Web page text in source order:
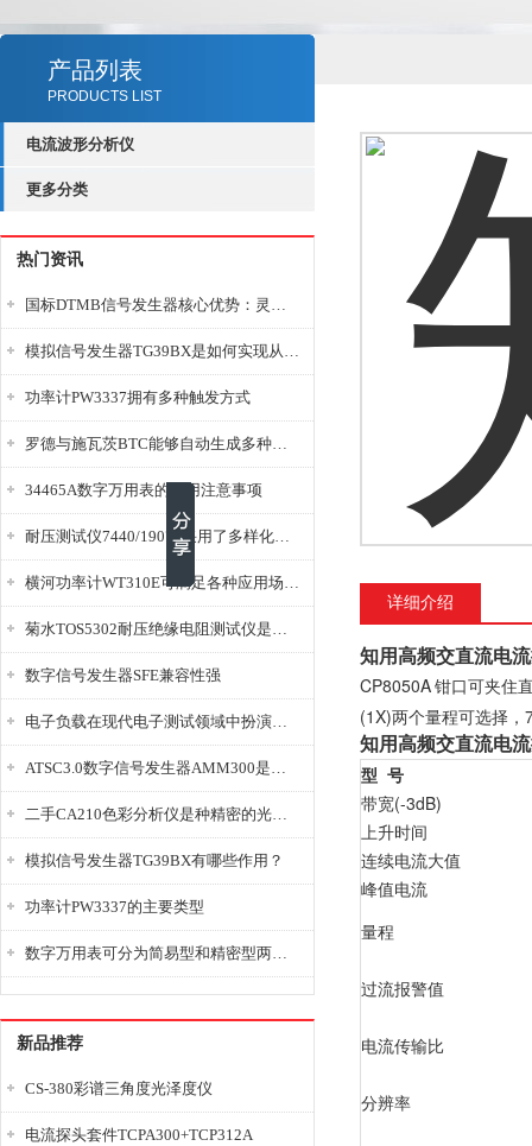
产品列表
PRODUCTS LIST
电流波形分析仪
更多分类
热门资讯
国标DTMB信号发生器核心优势：灵活性与准确性的结合
模拟信号发生器TG39BX是如何实现从直流到交流的波形转换?
功率计PW3337拥有多种触发方式
罗德与施瓦茨BTC能够自动生成多种音视频信号
34465A数字万用表的使用注意事项
耐压测试仪7440/19073采用了多样化的功能设计
横河功率计WT310E可满足各种应用场景的需求
菊水TOS5302耐压绝缘电阻测试仪是种重要的电气安全检测设备
数字信号发生器SFE兼容性强
电子负载在现代电子测试领域中扮演着重要的角色
ATSC3.0数字信号发生器AMM300是能够产生各种数字信号的电子设备
二手CA210色彩分析仪是种精密的光学测量仪器
模拟信号发生器TG39BX有哪些作用？
功率计PW3337的主要类型
数字万用表可分为简易型和精密型两大类
新品推荐
CS-380彩谱三角度光泽度仪
电流探头套件TCPA300+TCP312A
详细介绍
知用高频交直流电
CP8050A钳口可夹住
(1X)两个量程可选择
知用高频交直流电
型 号
带宽(-3dB)
上升时间
连续电流大值
峰值电流
量程
过流报警值
电流传输比
分辨率